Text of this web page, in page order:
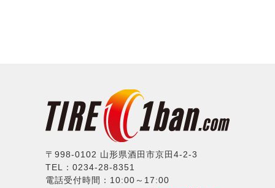
〒998-0102 山形県酒田市京田4-2-3
TEL：0234-28-8351
電話受付時間：10:00～17:00